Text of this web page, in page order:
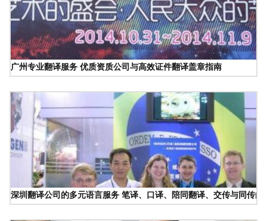
广州专业翻译服务 优质资质公司与高效证件翻译盖章指南
深圳翻译公司的多元语言服务 笔译、口译、陪同翻译、交传与同传的